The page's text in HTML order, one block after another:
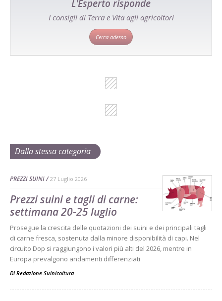
L'Esperto risponde
I consigli di Terra e Vita agli agricoltori
Cerca adesso
Dalla stessa categoria
PREZZI SUINI 27 Luglio 2026
Prezzi suini e tagli di carne:
settimana 20-25 luglio
Prosegue la crescita delle quotazioni dei suini e dei principali tagli
di carne fresca, sostenuta dalla minore disponibilità di capi. Nel
circuito Dop si raggiungono i valori più alti del 2026, mentre in
Europa prevalgono andamenti differenziati
Di Redazione Suinicoltura -